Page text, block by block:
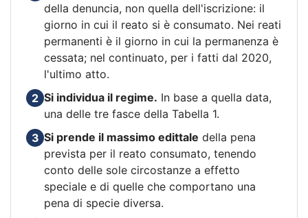
della denuncia, non quella dell'iscrizione: il
giorno in cui il reato si è consumato. Nei reati
permanenti è il giorno in cui la permanenza è
cessata; nel continuato, per i fatti dal 2020,
l'ultimo atto.
2 Si individua il regime. In base a quella data,
una delle tre fasce della Tabella 1.
3 Si prende il massimo edittale della pena
prevista per il reato consumato, tenendo
conto delle sole circostanze a effetto
speciale e di quelle che comportano una
pena di specie diversa.